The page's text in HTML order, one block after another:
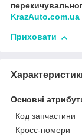
KrazAuto.com.ua
Приховати
Основні
Код запчастини
Кросс-номери